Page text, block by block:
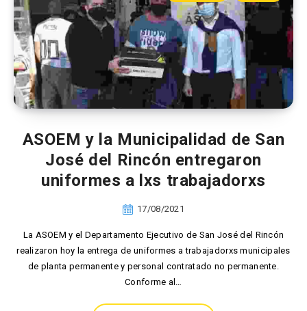
ASOEM y la Municipalidad de San
José del Rincón entregaron
uniformes a lxs trabajadorxs
17/08/2021
La ASOEM y el Departamento Ejecutivo de San José del Rincón
realizaron hoy la entrega de uniformes a trabajadorxs municipales
de planta permanente y personal contratado no permanente.
Conforme al…